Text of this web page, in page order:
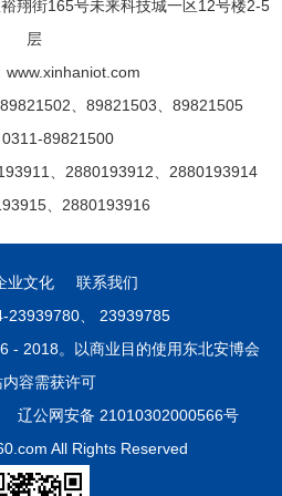
翔街165号未来科技城一区12号楼2-5
层
www.xinhaniot.com
、89821503、89821505
89821500
、2880193912、2880193914
、2880193916
业文化
联系我们
23939780、 23939785
- 2018。以商业目的使用东北安博会
内容需获许可
辽公网安备 21010302000566号
All Rights Reserved